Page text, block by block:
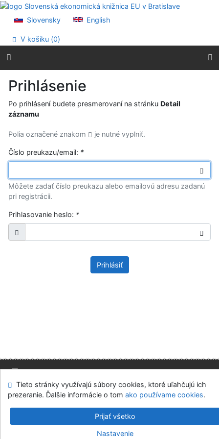
Prejsť na obsah
Prehlásenie o webovej prístupnosti
Slovensky English
V košíku (0)
Prihlásenie
Po prihlásení budete presmerovaní na stránku Detail
záznamu
Polia označené znakom je nutné vyplniť.
Číslo preukazu/email: *
Môžete zadať číslo preukazu alebo emailovú adresu zadanú
pri registrácii.
Prihlasovanie heslo: *
Prihlásiť
Mapa stránok Prístupnosť
Súkromie
Modul OpenSearch
Napíšte nám Nastavenie cookies
Slovenská ekonomická knižnica EU v Bratislave
v.4.8.63a-Cosmotron Slovakia, s.r.o.
Tieto stránky využívajú súbory cookies, ktoré uľahčujú ich
prezeranie. Ďalšie informácie o tom ako používame cookies.
Prijať všetko
Nastavenie